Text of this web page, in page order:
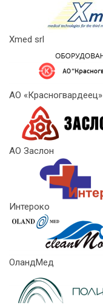
Xmed srl
АО «Красногвардеец»
АО Заслон
Интероко
ОландМед